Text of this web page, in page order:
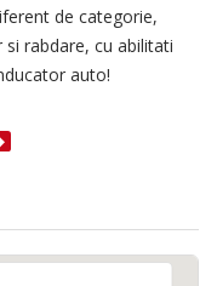
de categorie,
rabdare, cu abilitati
auto!